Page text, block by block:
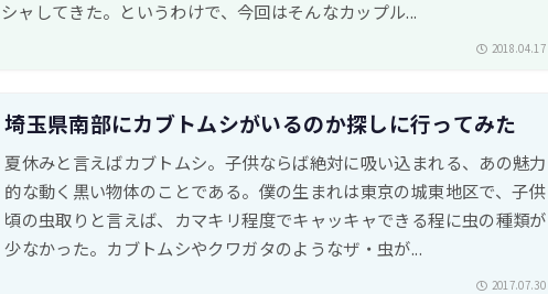
シャしてきた。というわけで、今回はそんなカップル...
2018.04.17
埼玉県南部にカブトムシがいるのか探しに行ってみた
夏休みと言えばカブトムシ。子供ならば絶対に吸い込まれる、あの魅力
的な動く黒い物体のことである。僕の生まれは東京の城東地区で、子供
頃の虫取りと言えば、カマキリ程度でキャッキャできる程に虫の種類が
少なかった。カブトムシやクワガタのようなザ・虫が...
2017.07.30